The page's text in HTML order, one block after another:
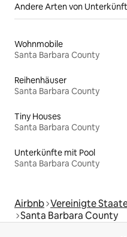
Andere Arten von
Wohnmobile
Santa Barbara County
Reihenhäuser
Santa Barbara County
Tiny Houses
Santa Barbara County
Unterkünfte mit Pool
Santa Barbara County
Airbnb Vereinigte
Santa Barbara County